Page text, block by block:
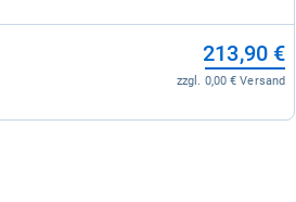
213,90 €
zzgl. 0,00 € Versand